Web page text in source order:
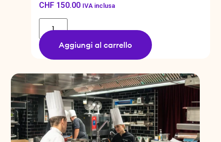
CHF150.00 IVA inclusa
Aggiungi al carrello